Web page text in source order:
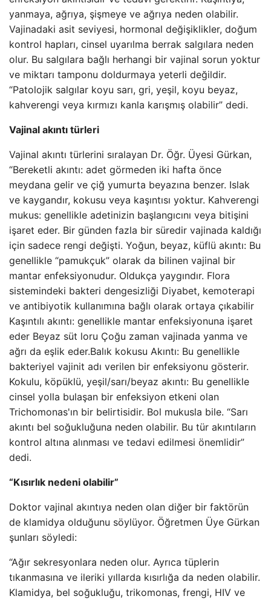
yanmaya, ağrıya, şişmeye ve ağrıya neden olabilir.
Vajinadaki asit seviyesi, hormonal değişiklikler, doğum
kontrol hapları, cinsel uyarılma berrak salgılara neden
olur. Bu salgılara bağlı herhangi bir vajinal sorun yoktur
ve miktarı tamponu doldurmaya yeterli değildir.
“Patolojik salgılar koyu sarı, gri, yeşil, koyu beyaz,
kahverengi veya kırmızı kanla karışmış olabilir” dedi.
Vajinal akıntı türleri
Vajinal akıntı türlerini sıralayan Dr. Öğr. Üyesi Gürkan,
“Bereketli akıntı: adet görmeden iki hafta önce
meydana gelir ve çiğ yumurta beyazına benzer. Islak
ve kaygandır, kokusu veya kaşıntısı yoktur. Kahverengi
mukus: genellikle adetinizin başlangıcını veya bitişini
işaret eder. Bir günden fazla bir süredir vajinada kaldığı
için sadece rengi değişti. Yoğun, beyaz, küflü akıntı: Bu
genellikle “pamukçuk” olarak da bilinen vajinal bir
mantar enfeksiyonudur. Oldukça yaygındır. Flora
sistemindeki bakteri dengesizliği Diyabet, kemoterapi
ve antibiyotik kullanımına bağlı olarak ortaya çıkabilir
Kaşıntılı akıntı: genellikle mantar enfeksiyonuna işaret
eder Beyaz süt loru Çoğu zaman vajinada yanma ve
ağrı da eşlik eder.Balık kokusu Akıntı: Bu genellikle
bakteriyel vajinit adı verilen bir enfeksiyonu gösterir.
Kokulu, köpüklü, yeşil/sarı/beyaz akıntı: Bu genellikle
cinsel yolla bulaşan bir enfeksiyon etkeni olan
Trichomonas'ın bir belirtisidir. Bol mukusla bile. “Sarı
akıntı bel soğukluğuna neden olabilir. Bu tür akıntıların
kontrol altına alınması ve tedavi edilmesi önemlidir”
dedi.
“Kısırlık nedeni olabilir”
Doktor vajinal akıntıya neden olan diğer bir faktörün
de klamidya olduğunu söylüyor. Öğretmen Üye Gürkan
şunları söyledi:
“Ağır sekresyonlara neden olur. Ayrıca tüplerin
tıkanmasına ve ileriki yıllarda kısırlığa da neden olabilir.
Klamidya, bel soğukluğu, trikomonas, frengi, HIV ve